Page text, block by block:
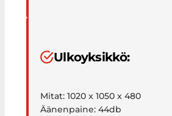
Ulkoyksikkö:
Mitat: 1020 x 1050 x 480
Äänenpaine: 44db